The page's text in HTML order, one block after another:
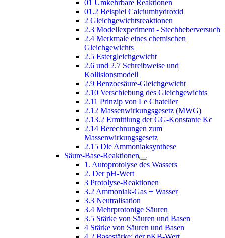
01 Umkehrbare Reaktionen
01.2 Beispiel Calciumhydroxid
2 Gleichgewichtsreaktionen
2.3 Modellexperiment - Stechheberversuch
2.4 Merkmale eines chemischen
Gleichgewichts
2.5 Estergleichgewicht
2.6 und 2.7 Schreibweise und
Kollisionsmodell
2.9 Benzoesäure-Gleichgewicht
2.10 Verschiebung des Gleichgewichts
2.11 Prinzip von Le Chatelier
2.12 Massenwirkungsgesetz (MWG)
2.13.2 Ermittlung der GG-Konstante Kc
2.14 Berechnungen zum
Massenwirkungsgesetz
2.15 Die Ammoniaksynthese
Säure-Base-Reaktionen
1. Autoprotolyse des Wassers
2. Der pH-Wert
3 Protolyse-Reaktionen
3.2 Ammoniak-Gas + Wasser
3.3 Neutralisation
3.4 Mehrprotonige Säuren
3.5 Stärke von Säuren und Basen
4 Stärke von Säuren und Basen